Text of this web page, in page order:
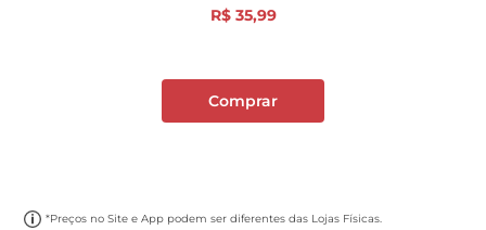
R$ 35,99
Comprar
*Preços no Site e App podem ser diferentes das Lojas Físicas.